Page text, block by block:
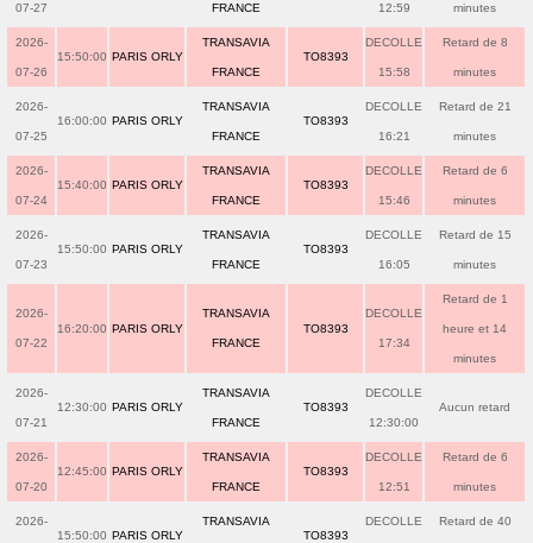
07-27 FRANCE 12:59 minutes
2026-
07-26
15:50:00 PARIS ORLY
TRANSAVIA
FRANCE
TO8393
DECOLLE
15:58
Retard de 8
minutes
2026-
07-25
16:00:00 PARIS ORLY
TRANSAVIA
FRANCE
TO8393
DECOLLE
16:21
Retard de 21
minutes
2026-
07-24
15:40:00 PARIS ORLY
TRANSAVIA
FRANCE
TO8393
DECOLLE
15:46
Retard de 6
minutes
2026-
07-23
15:50:00 PARIS ORLY
TRANSAVIA
FRANCE
TO8393
DECOLLE
16:05
Retard de 15
minutes
2026-
07-22
16:20:00 PARIS ORLY
TRANSAVIA
FRANCE
TO8393
DECOLLE
17:34
Retard de 1
heure et 14
minutes
2026-
07-21
12:30:00 PARIS ORLY
TRANSAVIA
FRANCE
TO8393
DECOLLE
12:30:00
Aucun retard
2026-
07-20
12:45:00 PARIS ORLY
TRANSAVIA
FRANCE
TO8393
DECOLLE
12:51
Retard de 6
minutes
2026-
15:50:00 PARIS ORLY
TRANSAVIA
TO8393
DECOLLE Retard de 40